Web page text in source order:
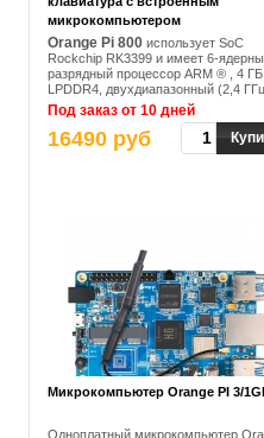
микрокомпьютером
Orange Pi 800 использует SoC
Rockchip RK3399 и имеет 6-
разрядный процессор ARM ® , 4 ГБ
LPDDR4, двухдиапазонный (2,4
5,0 ГГц) беспроводной Wi-Fi,
5,0, гигабитный Ethernet, выход с
дисплеями, видеовыход HDMI 4K
видеовыход 1080P VGA, 2 * USB
Под заказ от 10 дней
16490 руб
Микрокомпьютер Orange PI 3/
Одноплатный микрокомпьютер